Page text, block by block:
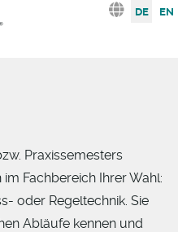
Sprache
DE EN
Praxissemesters
Fachbereich Ihrer Wahl:
oder Regeltechnik. Sie
Abläufe kennen und